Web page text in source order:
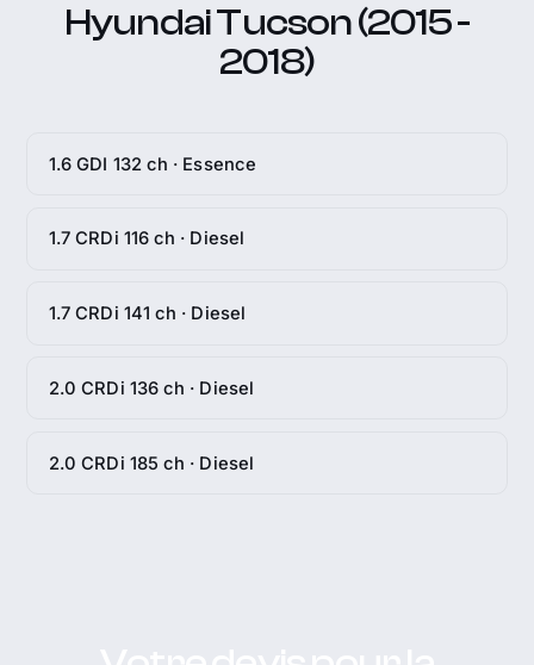
Hyundai Tucson (2015 -
2018)
1.6 GDI 132 ch · Essence
1.7 CRDi 116 ch · Diesel
1.7 CRDi 141 ch · Diesel
2.0 CRDi 136 ch · Diesel
2.0 CRDi 185 ch · Diesel